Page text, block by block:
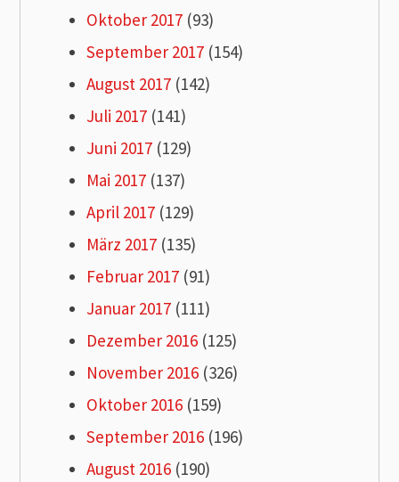
Oktober 2017 (93)
September 2017 (154)
August 2017 (142)
Juli 2017 (141)
Juni 2017 (129)
Mai 2017 (137)
April 2017 (129)
März 2017 (135)
Februar 2017 (91)
Januar 2017 (111)
Dezember 2016 (125)
November 2016 (326)
Oktober 2016 (159)
September 2016 (196)
August 2016 (190)